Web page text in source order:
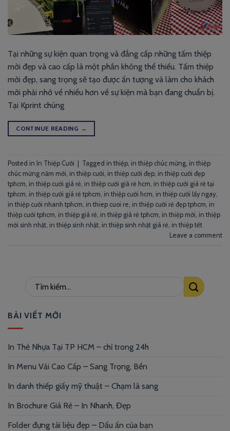
Tại những sự kiện quan trọng và đẳng cấp những tấm thiệp
mời đẹp và cao cấp là một phần không thể thiếu. Tấm thiệp
mời đẹp, sang trọng sẽ tạo được ấn tượng và làm cho khách
mời phải nhớ về nhiều hơn về sự kiện mà bạn đang chuẩn bị.
Tại Kprint chúng
CONTINUE READING →
Posted in In Thiệp Cưới Tagged in thiệp, in thiệp chúc mừng, in thiệp
chúc mừng năm mới, in thiệp cưới, in thiệp cưới đẹp, in thiệp cưới đẹp
tphcm, in thiệp cưới giá rẻ, in thiệp cưới giá rẻ hcm, in thiệp cưới giá rẻ tại
tphcm, in thiệp cưới giá rẻ tphcm, in thiệp cưới hcm, in thiệp cưới lấy ngay,
in thiệp cưới nhanh tphcm, in thiep cuoi re, in thiệp cưới rẻ đẹp tphcm, in
thiệp cưới tphcm, in thiệp giá rẻ, in thiệp giá rẻ tphcm, in thiệp mời, in thiệp
mời sinh nhật, in thiệp sinh nhật, in thiệp sinh nhật giá rẻ, in thiệp tết
Leave a comment
BÀI VIẾT MỚI
In Thẻ Nhựa Tại TP HCM – chỉ trong 24h
In Menu Vải Cao Cấp – Sang Trọng, Bền
In danh thiếp giấy mỹ thuật – Chạm là sang
In Brochure Giá Rẻ – In Nhanh, Đẹp
Folder đựng tài liệu đẹp – Dấu ấn của bạn